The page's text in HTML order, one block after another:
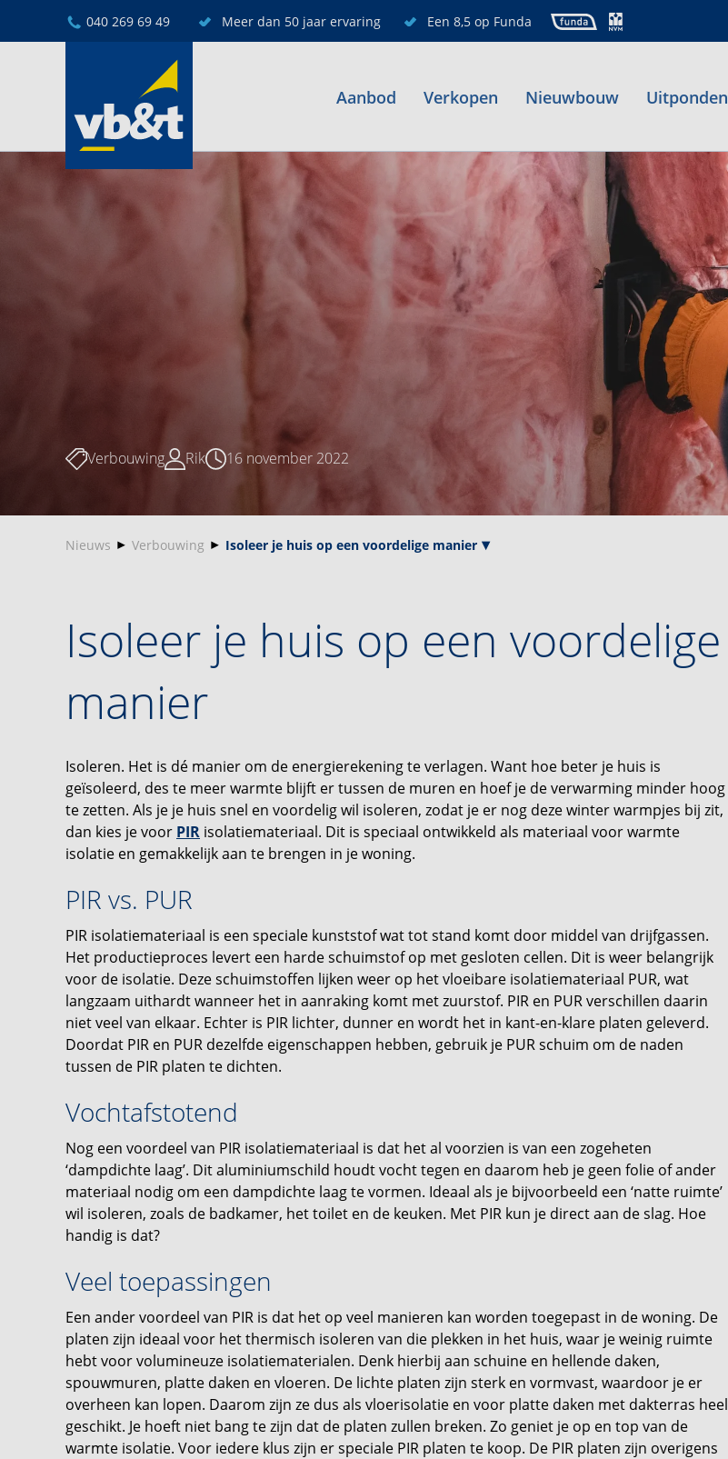
040 269 69 49 Meer dan 50 jaar ervaring Een 8,5 op Funda
Aanbod Verkopen Nieuwbouw Uitponden
Verbouwing Rik 16 november 2022
Nieuws Verbouwing Isoleer je huis op een voordelige manier
Isoleer je huis op een voordelige
manier
Isoleren. Het is dé manier om de energierekening te verlagen. Want hoe beter je huis is
geïsoleerd, des te meer warmte blijft er tussen de muren en hoef je de verwarming minder hoog
te zetten. Als je je huis snel en voordelig wil isoleren, zodat je er nog deze winter warmpjes bij zit,
dan kies je voor PIR isolatiemateriaal. Dit is speciaal ontwikkeld als materiaal voor warmte
isolatie en gemakkelijk aan te brengen in je woning.
PIR vs. PUR
PIR isolatiemateriaal is een speciale kunststof wat tot stand komt door middel van drijfgassen.
Het productieproces levert een harde schuimstof op met gesloten cellen. Dit is weer belangrijk
voor de isolatie. Deze schuimstoffen lijken weer op het vloeibare isolatiemateriaal PUR, wat
langzaam uithardt wanneer het in aanraking komt met zuurstof. PIR en PUR verschillen daarin
niet veel van elkaar. Echter is PIR lichter, dunner en wordt het in kant-en-klare platen geleverd.
Doordat PIR en PUR dezelfde eigenschappen hebben, gebruik je PUR schuim om de naden
tussen de PIR platen te dichten.
Vochtafstotend
Nog een voordeel van PIR isolatiemateriaal is dat het al voorzien is van een zogeheten
‘dampdichte laag’. Dit aluminiumschild houdt vocht tegen en daarom heb je geen folie of ander
materiaal nodig om een dampdichte laag te vormen. Ideaal als je bijvoorbeeld een ‘natte ruimte’
wil isoleren, zoals de badkamer, het toilet en de keuken. Met PIR kun je direct aan de slag. Hoe
handig is dat?
Veel toepassingen
Een ander voordeel van PIR is dat het op veel manieren kan worden toegepast in de woning. De
platen zijn ideaal voor het thermisch isoleren van die plekken in het huis, waar je weinig ruimte
hebt voor volumineuze isolatiematerialen. Denk hierbij aan schuine en hellende daken,
spouwmuren, platte daken en vloeren. De lichte platen zijn sterk en vormvast, waardoor je er
overheen kan lopen. Daarom zijn ze dus als vloerisolatie en voor platte daken met dakterras heel
geschikt. Je hoeft niet bang te zijn dat de platen zullen breken. Zo geniet je op en top van de
warmte isolatie. Voor iedere klus zijn er speciale PIR platen te koop. De PIR platen zijn overigens